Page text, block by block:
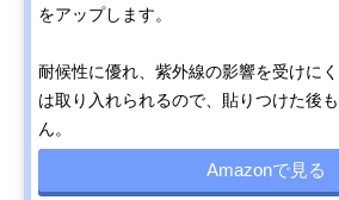
をアップします。
耐候性に優れ、紫外線の影響を受けに
は取り入れられるので、貼りつけた後
ん。
Amazonで見る